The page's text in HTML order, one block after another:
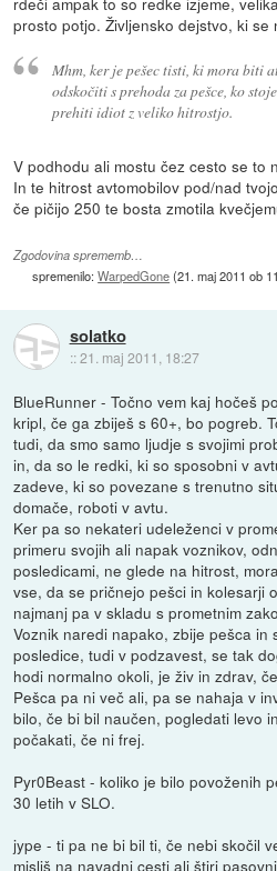
prosto potjo. Življensko dejstvo, ki
Mhm, ker je pešec tisti, ki mora biti
odskočiti s prehoda za pešce, ko
prehiti idiot z veliko hitrostjo.
V podhodu ali mostu čez cesto se to
In te hitrost avtomobilov pod/nad
če pičijo 250 te bosta zmotila
Zgodovina sprememb…
spremenilo:WarpedGone(21. maj 2011 ob
solatko
::21. maj 2011, 18:27
BlueRunner - Točno vem kaj hočeš
kripl, če ga zbiješ s 60+, bo pogreb.
tudi, da smo samo ljudje s svojimi
in, da so le redki, ki so sposobni v
zadeve, ki so povezane s trenutno
domače, roboti v avtu.
Ker pa so nekateri udeleženci v
primeru svojih ali napak voznikov,
posledicami, ne glede na hitrost,
vse, da se pričnejo pešci in kolesarji
najmanj pa v skladu s prometnim
Voznik naredi napako, zbije pešca in
posledice, tudi v podzavest, se tak
hodi normalno okoli, je živ in zdrav,
Pešca pa ni več ali, pa se nahaja v
bilo, če bi bil naučen, pogledati levo
počakati, če ni frej.
Pyr0Beast - koliko je bilo povoženih
30 letih v SLO.
jype - ti pa ne bi bil ti, če nebi skočil
misliš na navadni cesti ali štiri